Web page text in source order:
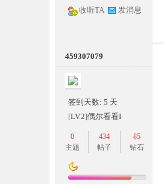
奇
收听TA 发消息
459307079
签到天数: 5 天
[LV.2]偶尔看看I
0
主题
434
帖子
85
钻石